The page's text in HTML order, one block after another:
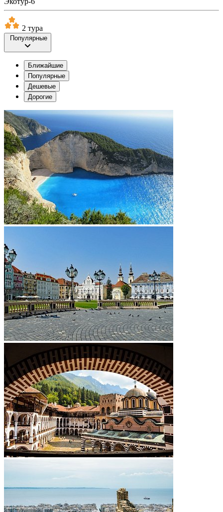
2 тура
Популярные
Ближайшие
Популярные
Дешевые
Дорогие